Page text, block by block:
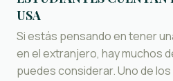
USA
Si estás pensando en tener
en el extranjero, hay muchos
puedes considerar. Uno de los